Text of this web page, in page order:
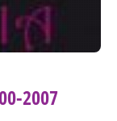
2007